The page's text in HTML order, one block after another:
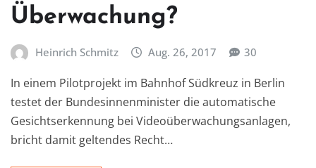
Überwachung?
Heinrich Schmitz Aug. 26, 2017 30
In einem Pilotprojekt im Bahnhof Südkreuz in Berlin
testet der Bundesinnenminister die automatische
Gesichtserkennung bei Videoüberwachungsanlagen,
bricht damit geltendes Recht…